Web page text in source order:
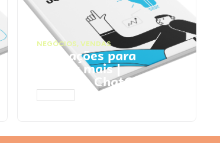
NEGÓCIOS, VENDAS
Faça ações para
vender mais |
Prompts ChatGPT